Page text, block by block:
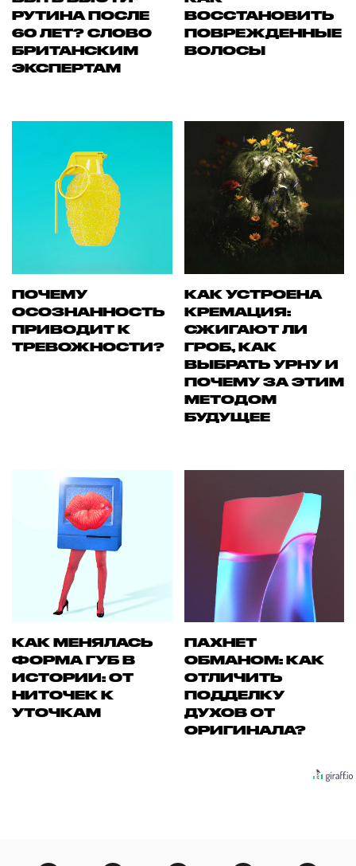
РУТИНА ПОСЛЕ
60 ЛЕТ? СЛОВО
БРИТАНСКИМ
ЭКСПЕРТАМ
ВОССТАНОВИТЬ
ПОВРЕЖДЕННЫЕ
ВОЛОСЫ
ПОЧЕМУ
ОСОЗНАННОСТЬ
ПРИВОДИТ К
ТРЕВОЖНОСТИ?
КАК УСТРОЕНА
КРЕМАЦИЯ:
СЖИГАЮТ ЛИ
ГРОБ, КАК
ВЫБРАТЬ УРНУ И
ПОЧЕМУ ЗА ЭТИМ
МЕТОДОМ
БУДУЩЕЕ
КАК МЕНЯЛАСЬ
ФОРМА ГУБ В
ИСТОРИИ: ОТ
НИТОЧЕК К
УТОЧКАМ
ПАХНЕТ
ОБМАНОМ: КАК
ОТЛИЧИТЬ
ПОДДЕЛКУ
ДУХОВ ОТ
ОРИГИНАЛА?